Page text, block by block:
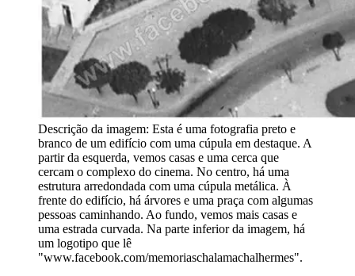
Descrição da imagem: Esta é uma fotografia preto e
branco de um edifício com uma cúpula em destaque. A
partir da esquerda, vemos casas e uma cerca que
cercam o complexo do cinema. No centro, há uma
estrutura arredondada com uma cúpula metálica. À
frente do edifício, há árvores e uma praça com algumas
pessoas caminhando. Ao fundo, vemos mais casas e
uma estrada curvada. Na parte inferior da imagem, há
um logotipo que lê
"www.facebook.com/memoriaschalamachalhermes".